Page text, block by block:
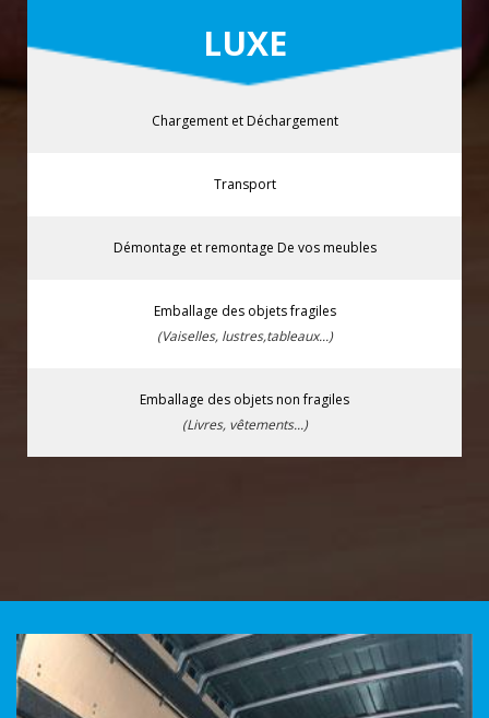
LUXE
Chargement et Déchargement
Transport
Démontage et remontage De vos meubles
Emballage des objets fragiles
(Vaiselles, lustres,tableaux...)
Emballage des objets non fragiles
(Livres, vêtements...)